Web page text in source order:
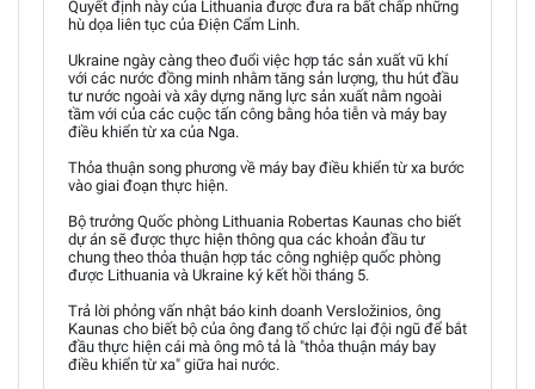
Quyết định này của Lithuania được đưa ra bất chấp những
hù dọa liên tục của Điện Cẩm Linh.
Ukraine ngày càng theo đuổi việc hợp tác sản xuất vũ khí
với các nước đồng minh nhằm tăng sản lượng, thu hút đầu
tư nước ngoài và xây dựng năng lực sản xuất nằm ngoài
tầm với của các cuộc tấn công bằng hỏa tiễn và máy bay
điều khiển từ xa của Nga.
Thỏa thuận song phương về máy bay điều khiển từ xa bước
vào giai đoạn thực hiện.
Bộ trưởng Quốc phòng Lithuania Robertas Kaunas cho biết
dự án sẽ được thực hiện thông qua các khoản đầu tư
chung theo thỏa thuận hợp tác công nghiệp quốc phòng
được Lithuania và Ukraine ký kết hồi tháng 5.
Trả lời phỏng vấn nhật báo kinh doanh Versložinios, ông
Kaunas cho biết bộ của ông đang tổ chức lại đội ngũ để bắt
đầu thực hiện cái mà ông mô tả là "thỏa thuận máy bay
điều khiển từ xa" giữa hai nước.